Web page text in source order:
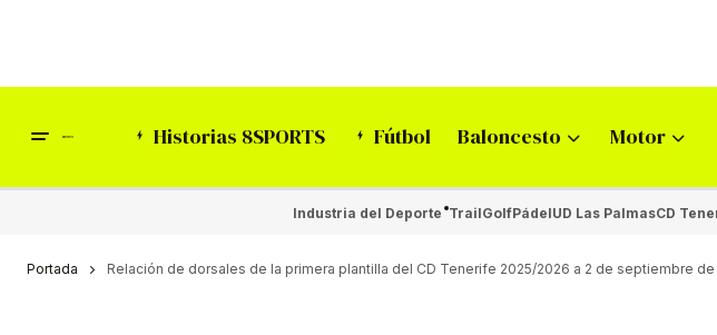
Historias 8SPORTS Fútbol Baloncesto Motor
Industria del Deporte TrailGolfPádelUD Las PalmasCD
Portada Relación de dorsales de la primera plantilla del CD Tenerife 2025/2026 a 2 de septiembre de